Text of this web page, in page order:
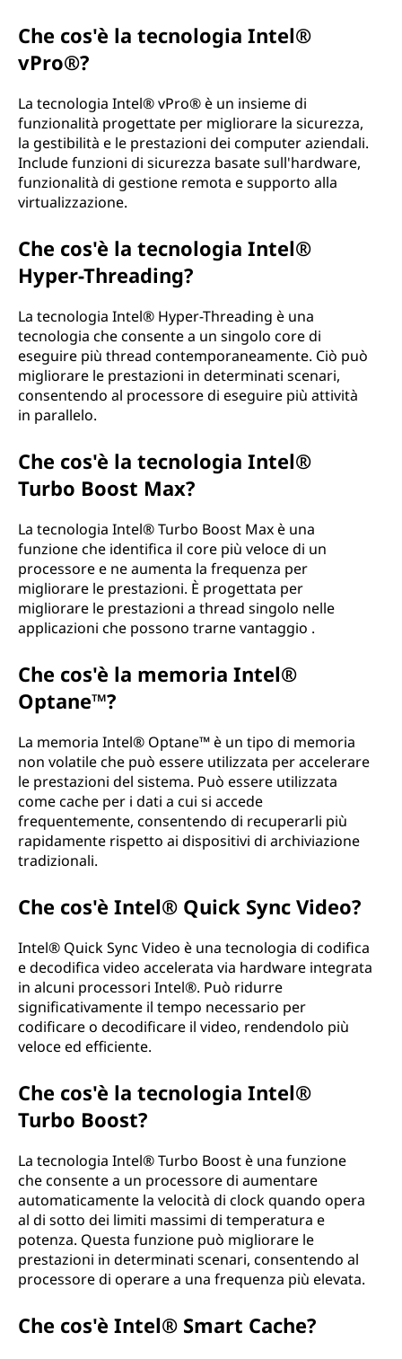
Che cos'è la tecnologia Intel®
vPro®?
La tecnologia Intel® vPro® è un insieme di
funzionalità progettate per migliorare la sicurezza,
la gestibilità e le prestazioni dei computer aziendali.
Include funzioni di sicurezza basate sull'hardware,
funzionalità di gestione remota e supporto alla
virtualizzazione.
Che cos'è la tecnologia Intel®
Hyper-Threading?
La tecnologia Intel® Hyper-Threading è una
tecnologia che consente a un singolo core di
eseguire più thread contemporaneamente. Ciò può
migliorare le prestazioni in determinati scenari,
consentendo al processore di eseguire più attività
in parallelo.
Che cos'è la tecnologia Intel®
Turbo Boost Max?
La tecnologia Intel® Turbo Boost Max è una
funzione che identifica il core più veloce di un
processore e ne aumenta la frequenza per
migliorare le prestazioni. È progettata per
migliorare le prestazioni a thread singolo nelle
applicazioni che possono trarne vantaggio .
Che cos'è la memoria Intel®
Optane™?
La memoria Intel® Optane™ è un tipo di memoria
non volatile che può essere utilizzata per accelerare
le prestazioni del sistema. Può essere utilizzata
come cache per i dati a cui si accede
frequentemente, consentendo di recuperarli più
rapidamente rispetto ai dispositivi di archiviazione
tradizionali.
Che cos'è Intel® Quick Sync Video?
Intel® Quick Sync Video è una tecnologia di codifica
e decodifica video accelerata via hardware integrata
in alcuni processori Intel®. Può ridurre
significativamente il tempo necessario per
codificare o decodificare il video, rendendolo più
veloce ed efficiente.
Che cos'è la tecnologia Intel®
Turbo Boost?
La tecnologia Intel® Turbo Boost è una funzione
che consente a un processore di aumentare
automaticamente la velocità di clock quando opera
al di sotto dei limiti massimi di temperatura e
potenza. Questa funzione può migliorare le
prestazioni in determinati scenari, consentendo al
processore di operare a una frequenza più elevata.
Che cos'è Intel® Smart Cache?